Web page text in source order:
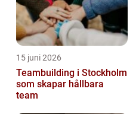
15 juni 2026
Teambuilding i Stockholm
som skapar hållbara
team